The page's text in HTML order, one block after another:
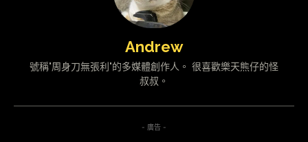
Andrew
號稱"周身刀無張利"的多媒體創作人。 很喜歡樂天熊仔的怪
叔叔。
- 廣告 -